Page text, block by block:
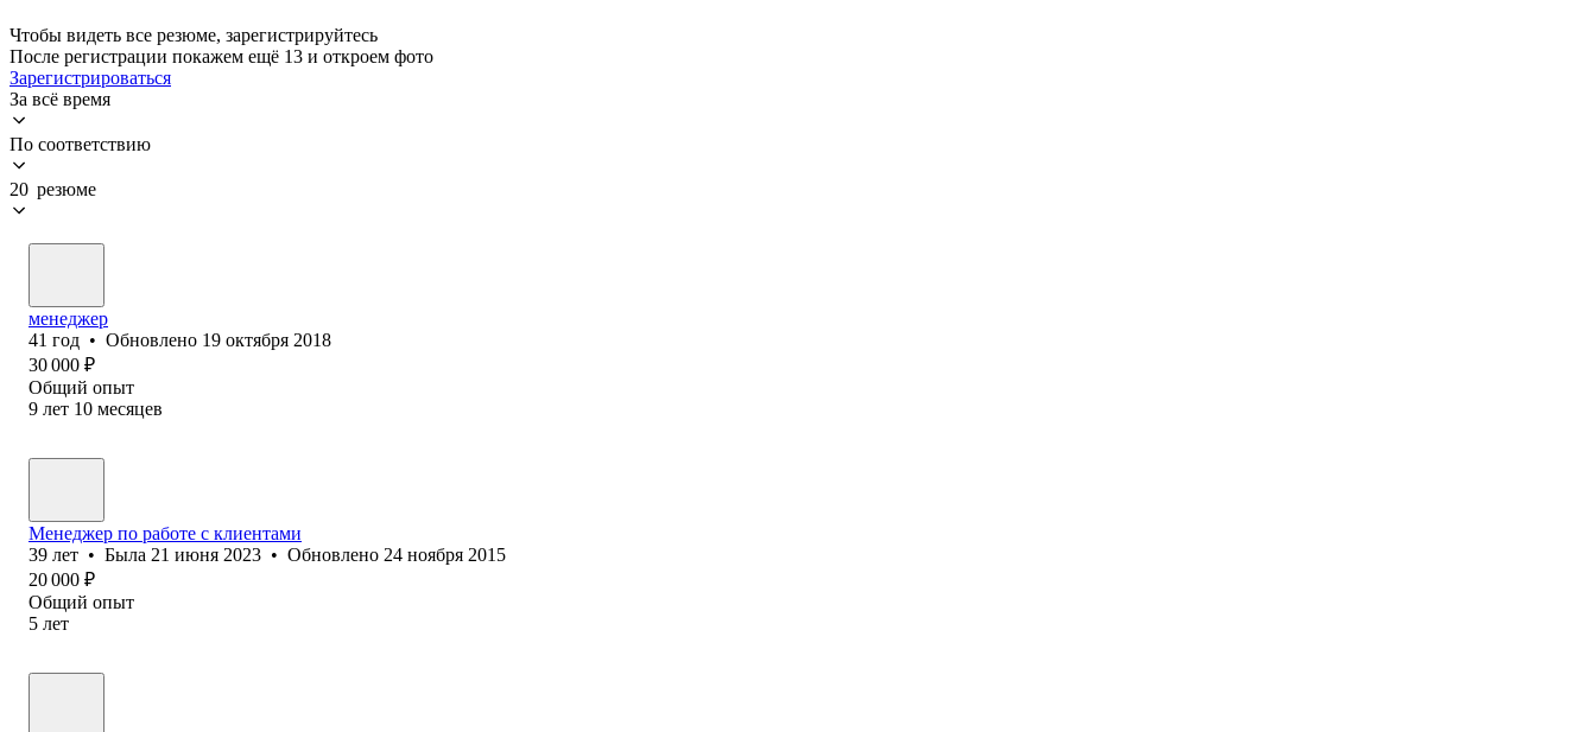
Чтобы видеть все резюме, зарегистрируйтесь
После регистрации покажем ещё 13 и откроем фото
Зарегистрироваться
За всё время
По соответствию
20 резюме
менеджер
41 год • Обновлено 19 октября 2018
30 000 ₽
Общий опыт
9 лет 10 месяцев
Менеджер по работе с клиентами
39 лет • Была 21 июня 2023 • Обновлено 24 ноября 2015
20 000 ₽
Общий опыт
5 лет